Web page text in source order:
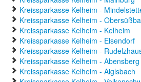
Kreissparkasse Kelheim -
Kreissparkasse Kelheim -
Kreissparkasse Kelheim - Kelheim
Kreissparkasse Kelheim - Elsendorf
Kreissparkasse Kelheim -
Kreissparkasse Kelheim - Abensberg
Kreissparkasse Kelheim - Aiglsbach